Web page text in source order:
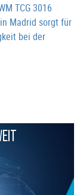
TCG 3016
Madrid sorgt für
bei der